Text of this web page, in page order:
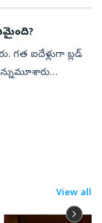
గత ఐదేళ్లుగా బ్లడ్‌
View all